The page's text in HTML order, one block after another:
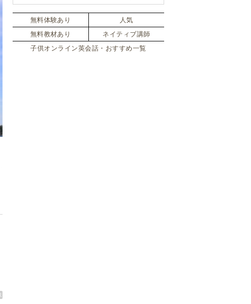
オンライン・スクール「GO School（ゴースク
ール）」
無料体験あり
人気
無料教材あり
ネイティブ講師
子供オンライン英会話・おすすめ一覧